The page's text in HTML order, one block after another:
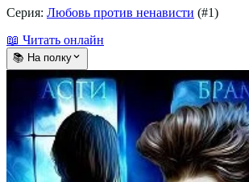
Серия: Любовь против ненависти (#1)
📖 Читать онлайн
📚 На полку